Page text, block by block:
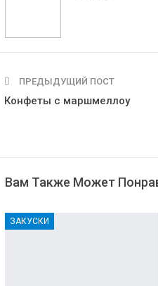
ПРЕДЫДУЩИЙ ПОСТ
Конфеты с маршмеллоу
Вам Также Может
ЗАКУСКИ